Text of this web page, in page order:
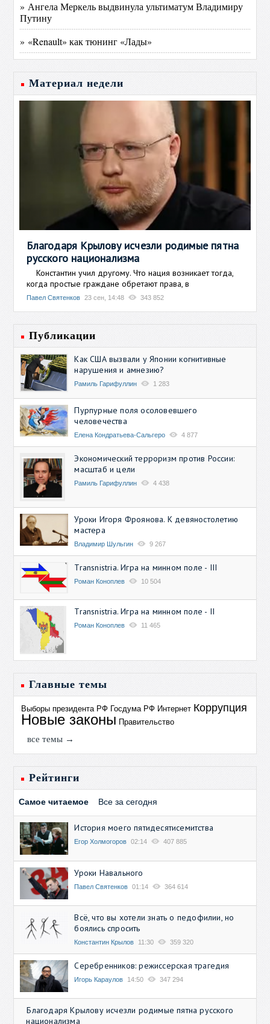
» Ангела Меркель выдвинула ультиматум Владимиру
Путину
» «Renault» как тюнинг «Лады»
Материал недели
Благодаря Крылову исчезли родимые пятна
русского национализма
Константин учил другому. Что нация возникает тогда,
когда простые граждане обретают права, в
Павел Святенков 23 сен, 14:48 343 852
Публикации
Как США вызвали у Японии когнитивные
нарушения и амнезию?
Рамиль Гарифуллин 1 283
Пурпурные поля осоловевшего
человечества
Елена Кондратьева-Сальгеро 4 877
Экономический терроризм против России:
масштаб и цели
Рамиль Гарифуллин 4 438
Уроки Игоря Фроянова. К девяностолетию
мастера
Владимир Шульгин 9 267
Transnistria. Игра на минном поле - III
Роман Коноплев 10 504
Transnistria. Игра на минном поле - II
Роман Коноплев 11 465
Главные темы
Выборы президента РФ Госдума РФ Интернет Коррупция
Новые законы Правительство
все темы →
Рейтинги
Самое читаемое Все за сегодня
История моего пятидесятисемитства
Егор Холмогоров 02:14 407 885
Уроки Навального
Павел Святенков 01:14 364 614
Всё, что вы хотели знать о педофилии, но
боялись спросить
Константин Крылов 11:30 359 320
Серебренников: режиссерская трагедия
Игорь Караулов 14:50 347 294
Благодаря Крылову исчезли родимые пятна русского
национализма